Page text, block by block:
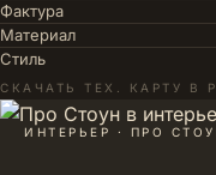
Фактура
Материал
Стиль
СКАЧАТЬ ТЕХ. КАРТУ В
ИНТЕРЬЕР · ПРО